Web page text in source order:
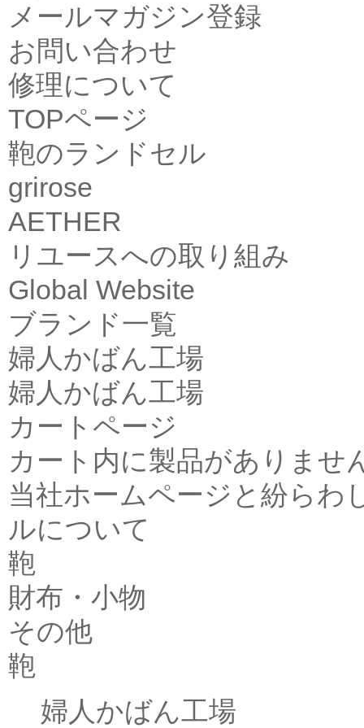
メールマガジン登録
お問い合わせ
修理について
TOPページ
鞄のランドセル
grirose
AETHER
リユースへの取り組み
Global Website
ブランド一覧
婦人かばん工場
婦人かばん工場
カートページ
カート内に製品がありませ
当社ホームページと紛らわ
ルについて
鞄
財布・小物
その他
鞄
婦人かばん工場